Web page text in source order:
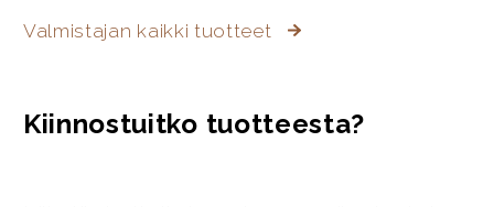
Valmistajan kaikki tuotteet
Kiinnostuitko tuotteesta?